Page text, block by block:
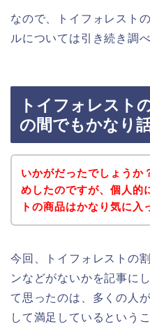
なので、トイフォレスト
ルについては引き続き調
トイフォレスト
の間でもかなり
いかがだったでしょうか
めしたのですが、個人的
トの商品はかなり気に入
今回、トイフォレストの
ンなどがないかを記事に
て思ったのは、多くの人
して満足しているという